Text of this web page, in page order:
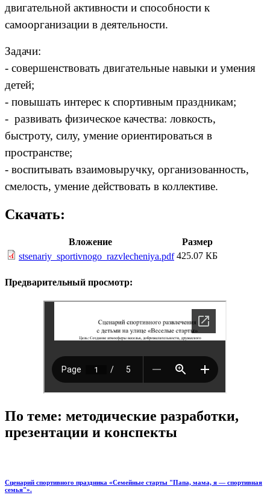
двигательной активности и способности к
самоорганизации в деятельности.
Задачи:
- совершенствовать двигательные навыки и умения
детей;
- повышать интерес к спортивным праздникам;
- развивать физическое качества: ловкость,
быстроту, силу, умение ориентироваться в
пространстве;
- воспитывать взаимовыручку, организованность,
смелость, умение действовать в коллективе.
Скачать:
Вложение
Размер
stsenariy_sportivnogo_razvlecheniya.pdf 425.07 КБ
Предварительный просмотр:
По теме: методические разработки,
презентации и конспекты
Сценарий спортивного праздника «Семейные старты "Папа, мама, я — спортивная
семья"».